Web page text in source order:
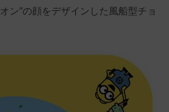
ン”の顔をデザインした風船型チョ